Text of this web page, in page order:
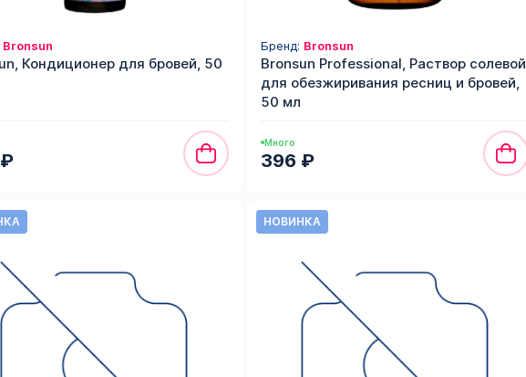
Bronsun
Кондиционер для бровей, 50
Бренд: Bronsun
Bronsun Professional, Раствор солевой
для обезжиривания ресниц и бровей,
50 мл
Много
396 ₽
НОВИНКА